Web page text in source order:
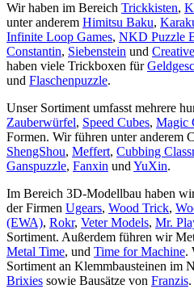
Wir haben im Bereich Trickkisten,
unter anderem Himitsu Baku,
Infinite Loop Games, NKD Puzzle
Constantin, Siebenstein und
haben viele Trickboxen für
und Flaschenpuzzle.
Unser Sortiment umfasst mehrere
Zauberwürfel, Speed Cubes, Magic
Formen. Wir führen unter anderem
ShengShou, Meffert, Cubbing
Ganspuzzle, Fanxin und YuXin.
Im Bereich 3D-Modellbau haben
der Firmen Ugears, Wood Trick,
(EWA), Rokr, Veter Models, Mr.
Sortiment. Außerdem führen wir
Metal Time, und Time for Machine.
Sortiment an Klemmbausteinen im
Brixies sowie Bausätze von Franzis.